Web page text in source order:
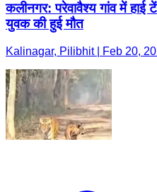
कलीनगर: परेवावैश्य गांव में
युवक की हुई मौत
Kalinagar, Pilibhit | Feb 20,